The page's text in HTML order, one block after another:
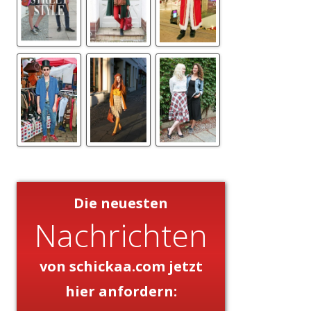
Die neuesten
Nachrichten
von schickaa.com jetzt
hier anfordern: